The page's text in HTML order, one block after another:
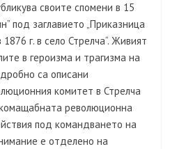
своите спомени в 15
под заглавието „Приказница
г. в село Стрелча“. Живият
в героизма и трагизма на
са описани
комитет в Стрелча
революционна
под командването на
е отделено на